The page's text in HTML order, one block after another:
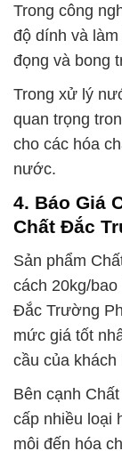
Trong công
độ dính và
đọng và bong
Trong xử lý
quan trọng
cho các hóa
nước.
4. Báo Giá
Chất Đắc
Sản phẩm
cách 20kg/
Đắc Trường
mức giá tốt
cầu của khách
Bên cạnh
cấp nhiều loại
môi đến hóa